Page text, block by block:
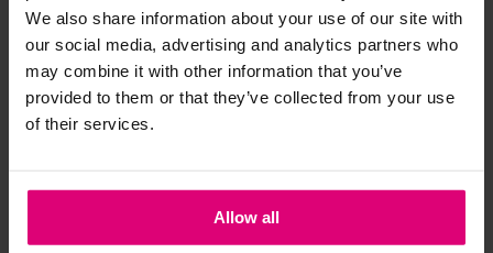
We also share information about your use of our site with
our social media, advertising and analytics partners who
may combine it with other information that you’ve
provided to them or that they’ve collected from your use
of their services.
Allow all
spijkerbroeken is elastine (stretch) verwerkt en mogen dus
niet gestreken worden en/of in de droogtrommel.
Twijfels? Wij staan klaar voor advies op maat.
Harper & Yve
Pantalon
€ 99,99
Freebird
€ 109,95